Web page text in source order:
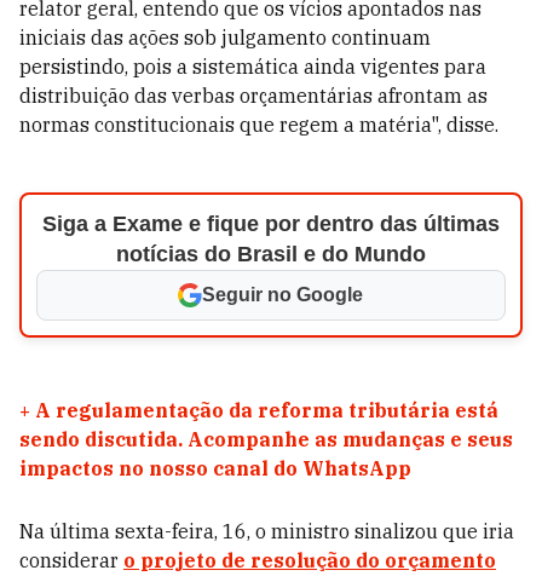
relator geral, entendo que os vícios apontados nas
iniciais das ações sob julgamento continuam
persistindo, pois a sistemática ainda vigentes para
distribuição das verbas orçamentárias afrontam as
normas constitucionais que regem a matéria", disse.
Siga a Exame e fique por dentro das últimas
notícias do Brasil e do Mundo
Seguir no Google
+ A regulamentação da reforma tributária está
sendo discutida. Acompanhe as mudanças e seus
impactos no nosso canal do WhatsApp
Na última sexta-feira, 16, o ministro sinalizou que iria
considerar o projeto de resolução do orçamento